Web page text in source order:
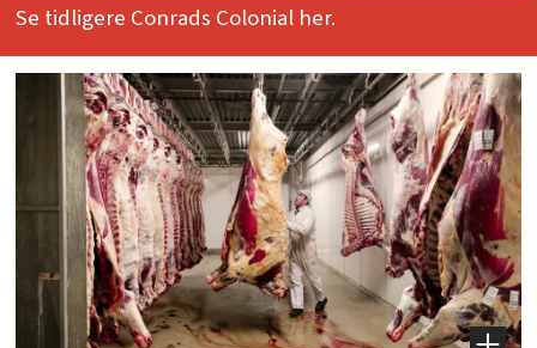
Se tidligere Conrads Colonial her.